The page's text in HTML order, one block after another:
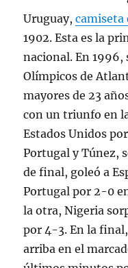
Uruguay,camiseta
1902. Esta es la
nacional. En 1996,
Olímpicos de
mayores de 23
con un triunfo en
Estados Unidos
Portugal y Túnez,
de final, goleó a
Portugal por 2-0
la otra, Nigeria
por 4-3. En la
arriba en el